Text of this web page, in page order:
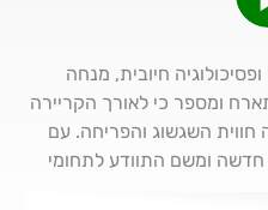
חיובית, מנחה
ומספר כי לאורך הקריירה
חווית השגשוג והפריחה. עם
ומשם התוודע לתחומי